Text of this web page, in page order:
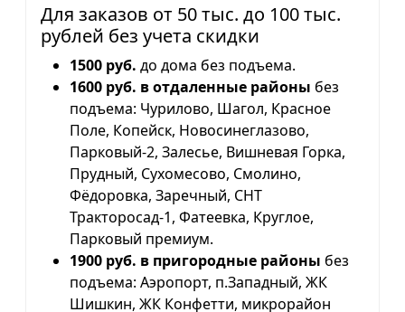
Для заказов от 50 тыс. до 100 тыс.
рублей без учета скидки
1500 руб. до дома без подъема.
1600 руб. в отдаленные районы без
подъема: Чурилово, Шагол, Красное
Поле, Копейск, Новосинеглазово,
Парковый-2, Залесье, Вишневая Горка,
Прудный, Сухомесово, Смолино,
Фёдоровка, Заречный, СНТ
Тракторосад-1, Фатеевка, Круглое,
Парковый премиум.
1900 руб. в пригородные районы без
подъема: Аэропорт, п.Западный, ЖК
Шишкин, ЖК Конфетти, микрорайон